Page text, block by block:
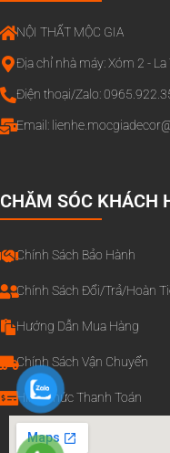
NỘI THẤT MỘC GIA
Địa chỉ nhà máy: Xóm 2 -
Điện thoại/Zalo:
Email:
CHĂM SÓC KHÁCH
Chính Sách Bảo Hành
Chính Sách Đổi/Trả/Hoàn
Hướng Dẫn Mua Hàng
Chính Sách Vận Chuyển
Hình Thức Thanh Toán